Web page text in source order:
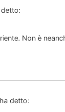
detto:
Non è
ha detto: